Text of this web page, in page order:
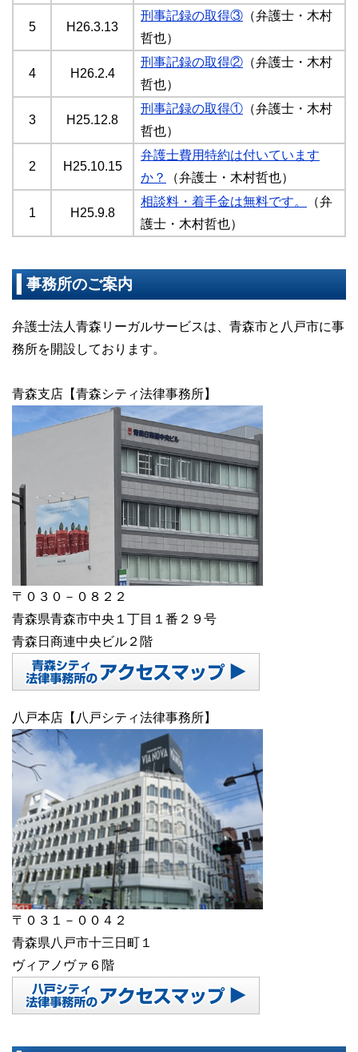
5 H26.3.13
刑事記録の取得③ （弁護士・木村
哲也）
4 H26.2.4
刑事記録の取得② （弁護士・木村
哲也）
3 H25.12.8
刑事記録の取得① （弁護士・木村
哲也）
2 H25.10.15
弁護士費用特約は付いています
か？
（弁護士・木村哲也）
1 H25.9.8
相談料・着手金は無料です。
（弁
護士・木村哲也）
事務所のご案内
弁護士法人青森リーガルサービスは、青森市と八戸市に事
務所を開設しております。
青森支店【青森シティ法律事務所】
〒０３０－０８２２
青森県青森市中央１丁目１番２９号
青森日商連中央ビル２階
八戸本店【八戸シティ法律事務所】
〒０３１－００４２
青森県八戸市十三日町１
ヴィアノヴァ６階